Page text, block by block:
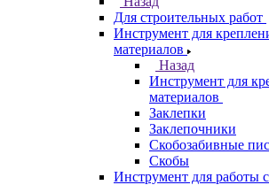
Для строительных работ
Инструмент для
материалов
Назад
Инструмент для
материалов
Заклепки
Заклепочники
Скобозабивные
Скобы
Инструмент для работы